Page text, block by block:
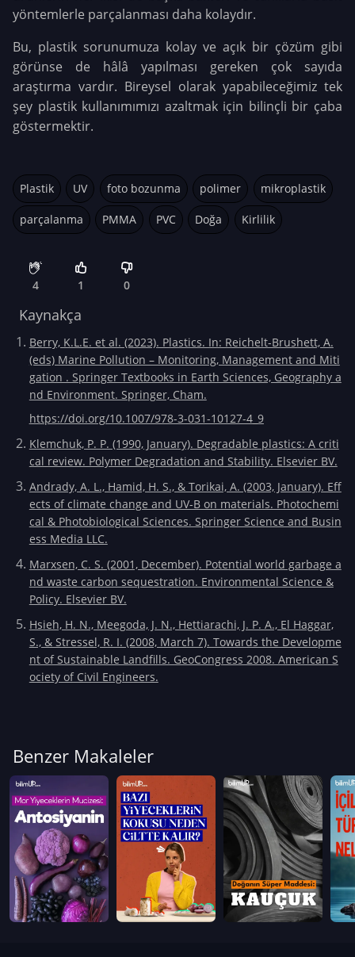
yöntemlerle parçalanması daha kolaydır.
Bu, plastik sorunumuza kolay ve açık bir çözüm gibi
görünse de hâlâ yapılması gereken çok sayıda
araştırma vardır. Bireysel olarak yapabileceğimiz tek
şey plastik kullanımımızı azaltmak için bilinçli bir çaba
göstermektir.
Plastik UV foto bozunma polimer mikroplastik
parçalanma PMMA PVC Doğa Kirlilik
4 1 0
Kaynakça
Berry, K.L.E. et al. (2023). Plastics. In: Reichelt-Brushett, A.
(eds) Marine Pollution – Monitoring, Management and Miti
gation . Springer Textbooks in Earth Sciences, Geography a
nd Environment. Springer, Cham.
https://doi.org/10.1007/978-3-031-10127-4_9
Klemchuk, P. P. (1990, January). Degradable plastics: A criti
cal review. Polymer Degradation and Stability. Elsevier BV.
Andrady, A. L., Hamid, H. S., & Torikai, A. (2003, January). Eff
ects of climate change and UV-B on materials. Photochemi
cal & Photobiological Sciences. Springer Science and Busin
ess Media LLC.
Marxsen, C. S. (2001, December). Potential world garbage a
nd waste carbon sequestration. Environmental Science &
Policy. Elsevier BV.
Hsieh, H. N., Meegoda, J. N., Hettiarachi, J. P. A., El Haggar,
S., & Stressel, R. I. (2008, March 7). Towards the Developme
nt of Sustainable Landfills. GeoCongress 2008. American S
ociety of Civil Engineers.
Benzer Makaleler